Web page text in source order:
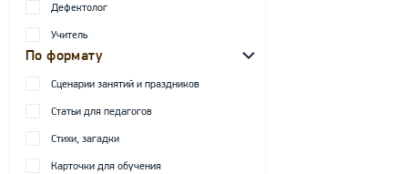
Дефектолог
Учитель
По формату
Сценарии занятий и праздников
Статьи для педагогов
Стихи, загадки
Карточки для обучения